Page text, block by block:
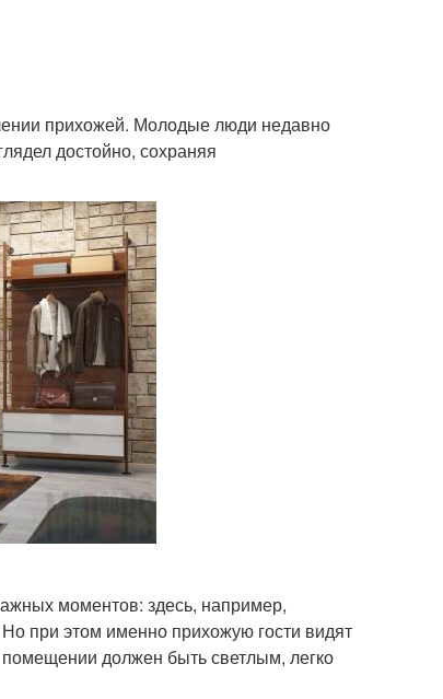
прихожей. Молодые люди недавно
достойно, сохраняя
моментов: здесь, например,
при этом именно прихожую гости видят
должен быть светлым, легко